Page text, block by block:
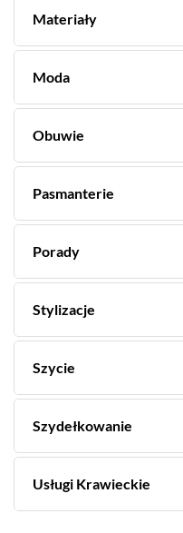
Materiały
Moda
Obuwie
Pasmanterie
Porady
Stylizacje
Szycie
Szydełkowanie
Usługi Krawieckie